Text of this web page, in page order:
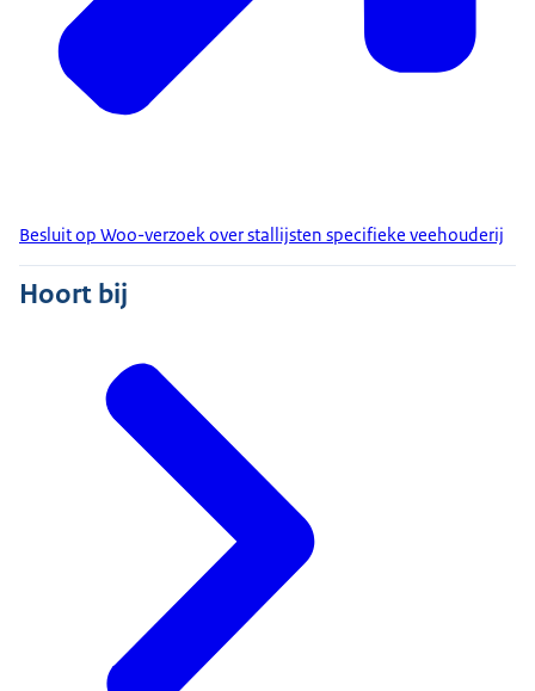
Besluit op Woo-verzoek over stallijsten specifieke veehouderij
Hoort bij